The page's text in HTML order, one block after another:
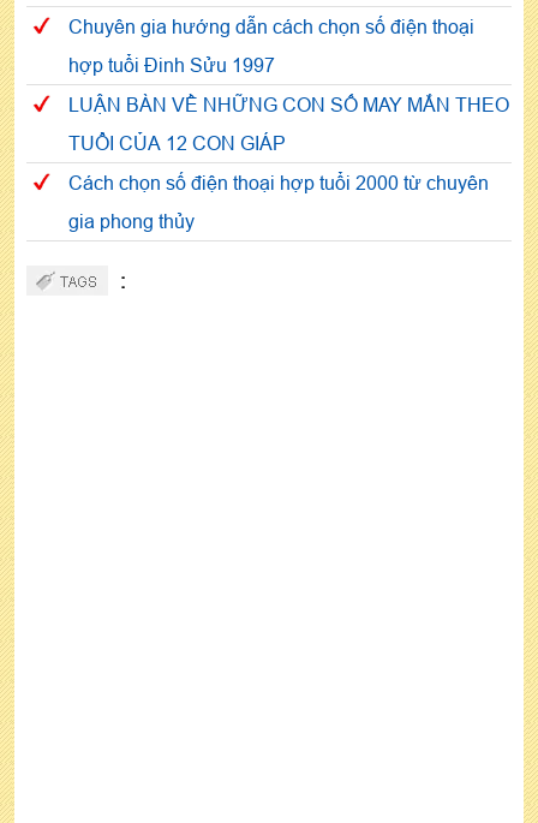
Chuyên gia hướng dẫn cách chọn số điện thoại
hợp tuổi Đinh Sửu 1997
LUẬN BÀN VỀ NHỮNG CON SỐ MAY MẮN THEO
TUỔI CỦA 12 CON GIÁP
Cách chọn số điện thoại hợp tuổi 2000 từ chuyên
gia phong thủy
: